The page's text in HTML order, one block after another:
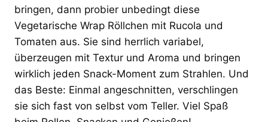
bringen, dann probier unbedingt diese
Vegetarische Wrap Röllchen mit Rucola und
Tomaten aus. Sie sind herrlich variabel,
überzeugen mit Textur und Aroma und bringen
wirklich jeden Snack-Moment zum Strahlen. Und
das Beste: Einmal angeschnitten, verschlingen
sie sich fast von selbst vom Teller. Viel Spaß